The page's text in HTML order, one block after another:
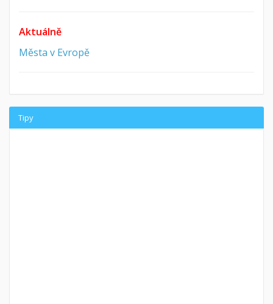
Aktuálně
Města v Evropě
Tipy